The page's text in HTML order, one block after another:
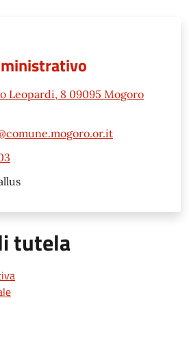
Leopardi, 8 09095 Mogoro
tutela